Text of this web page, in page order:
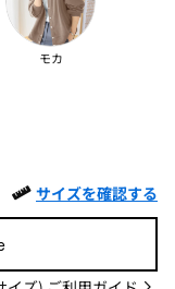
モカ
サイズを確認する